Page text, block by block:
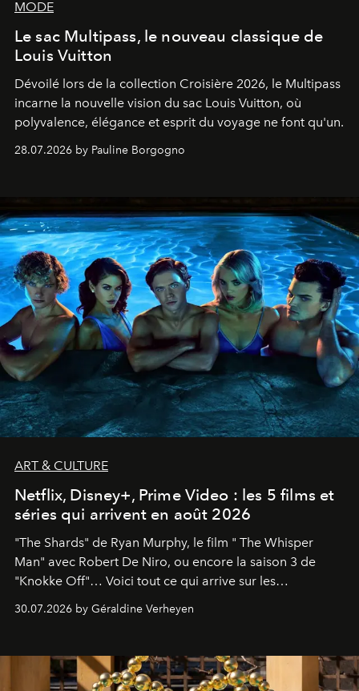
MODE
Le sac Multipass, le nouveau classique de
Louis Vuitton
Dévoilé lors de la collection Croisière 2026, le Multipass
incarne la nouvelle vision du sac Louis Vuitton, où
polyvalence, élégance et esprit du voyage ne font qu'un.
28.07.2026 by Pauline Borgogno
ART & CULTURE
Netflix, Disney+, Prime Video : les 5 films et
séries qui arrivent en août 2026
"The Shards" de Ryan Murphy, le film " The Whisper
Man" avec Robert De Niro, ou encore la saison 3 de
"Knokke Off"… Voici tout ce qui arrive sur les
plateformes de streaming en août 2026.
30.07.2026 by Géraldine Verheyen